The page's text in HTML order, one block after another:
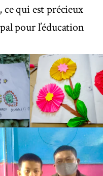
ce qui est précieux
pour l’éducation